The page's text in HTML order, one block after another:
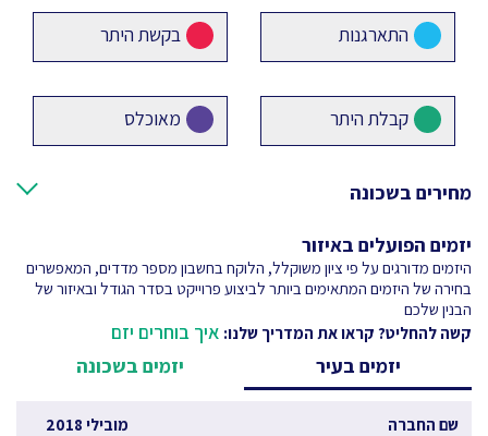
התארגנות בקשת היתר
קבלת היתר מאוכלס
מחירים בשכונה
יזמים הפועלים באיזור
היזמים מדורגים על פי ציון משוקלל, הלוקח בחשבון מספר מדדים, המאפשרים
בחירה של היזמים המתאימים ביותר לביצוע פרוייקט בסדר הגודל ובאיזור של
הבנין שלכם
קשה להחליט? קראו את המדריך שלנו: איך בוחרים יזם
יזמים בעיר
יזמים בשכונה
שם החברה מובילי 2018